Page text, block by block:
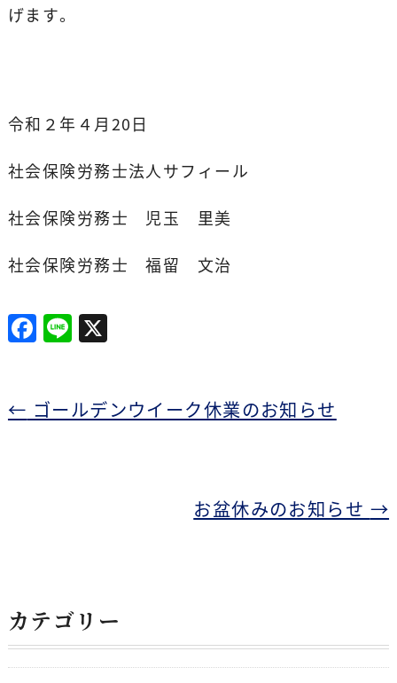
げます。
令和２年４月20日
社会保険労務士法人サフィール
社会保険労務士 児玉 里美
社会保険労務士 福留 文治
F
a
e
Li
n
X
← ゴールデンウイーク休業のお知らせ
お盆休みのお知らせ →
カテゴリー